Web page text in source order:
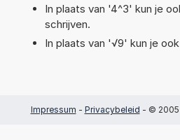
In plaats van '4^3' kun je
schrijven.
In plaats van '√9' kun je
Impressum - Privacybeleid - ©